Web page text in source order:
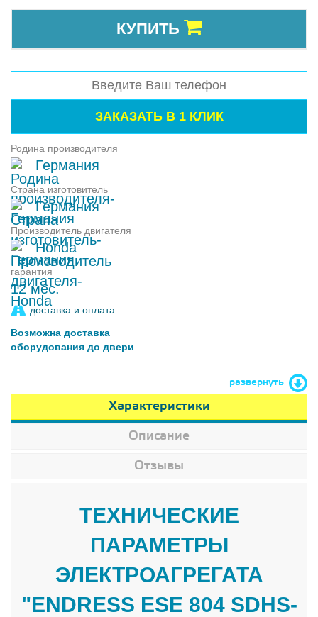
КУПИТЬ
Родина производителя
Германия
Страна изготовитель
Германия
Производитель двигателя
Honda
гарантия
12 мес.
доставка и оплата
Возможна доставка
оборудования до двери
развернуть
Характеристики
Описание
Отзывы
ТЕХНИЧЕСКИЕ
ПАРАМЕТРЫ
ЭЛЕКТРОАГРЕГАТА
"ENDRESS ESE 804 SDHS-